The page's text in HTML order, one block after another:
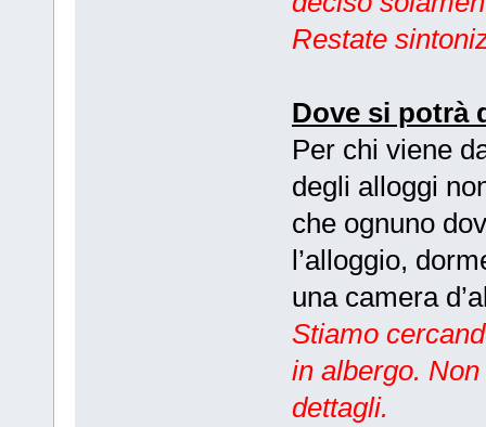
Restate
Dove si potrà
Per chi viene
degli alloggi
che ognuno
l’alloggio,
una camera
Stiamo
in albergo.
dettagli.